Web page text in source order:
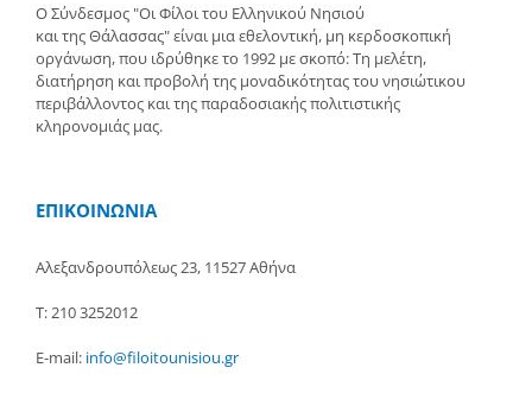
Ο Σύνδεσμος "Οι Φίλοι του Ελληνικού Νησιού
και της Θάλασσας" είναι μια εθελοντική, μη κερδοσκοπική
οργάνωση, που ιδρύθηκε το 1992 με σκοπό: Τη μελέτη,
διατήρηση και προβολή της μοναδικότητας του νησιώτικου
περιβάλλοντος και της παραδοσιακής πολιτιστικής
κληρονομιάς μας.
ΕΠΙΚΟΙΝΩΝΙΑ
Αλεξανδρουπόλεως 23, 11527 Αθήνα
Τ: 210 3252012
E-mail: info@filoitounisiou.gr